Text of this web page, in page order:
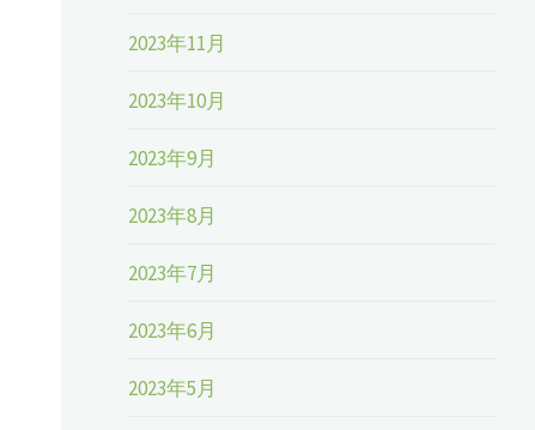
2023年11月
2023年10月
2023年9月
2023年8月
2023年7月
2023年6月
2023年5月